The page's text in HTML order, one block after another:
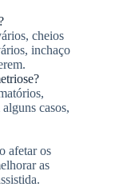
cheios
inchaço
casos,
afetar os
as